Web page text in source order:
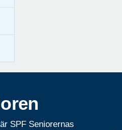
SPF Seniorernas